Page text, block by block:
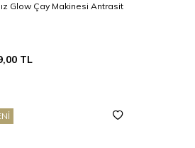
Glow Çay Makinesi Antrasit
TL